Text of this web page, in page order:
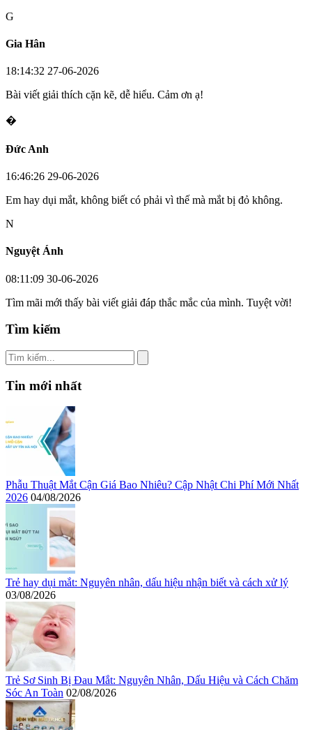
G
Gia Hân
18:14:32 27-06-2026
Bài viết giải thích cặn kẽ, dễ hiểu. Cảm ơn ạ!
�
Đức Anh
16:46:26 29-06-2026
Em hay dụi mắt, không biết có phải vì thế mà mắt bị đỏ không.
N
Nguyệt Ánh
08:11:09 30-06-2026
Tìm mãi mới thấy bài viết giải đáp thắc mắc của mình. Tuyệt vời!
Tìm kiếm
Tin mới nhất
Phẫu Thuật Mắt Cận Giá Bao Nhiêu? Cập Nhật Chi Phí Mới Nhất
2026 04/08/2026
Trẻ hay dụi mắt: Nguyên nhân, dấu hiệu nhận biết và cách xử lý
03/08/2026
Trẻ Sơ Sinh Bị Đau Mắt: Nguyên Nhân, Dấu Hiệu và Cách Chăm
Sóc An Toàn 02/08/2026